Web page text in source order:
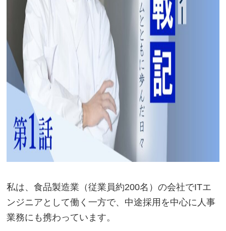
私は、食品製造業（従業員約200名）の会社でITエ
ンジニアとして働く一方で、中途採用を中心に人事
業務にも携わっています。